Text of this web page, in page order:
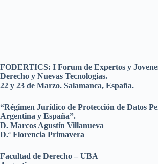
FODERTICS: I Forum de Expertos y
Derecho y Nuevas Tecnologias.
22 y 23 de Marzo. Salamanca, España.
“Régimen Jurídico de Protección de Datos
Argentina y España”.
D. Marcos Agustín Villanueva
D.ª Florencia Primavera
Facultad de Derecho – UBA